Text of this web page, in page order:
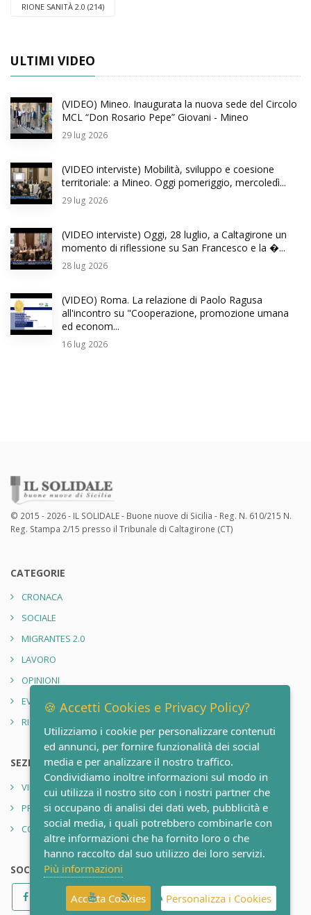
RIONE SANITÀ 2.0 (214)
ULTIMI VIDEO
(VIDEO) Mineo. Inaugurata la nuova sede del Circolo
MCL “Don Rosario Pepe” Giovani - Mineo
29 lug 2026
(VIDEO interviste) Mobilità, sviluppo e coesione
territoriale: a Mineo. Oggi pomeriggio, mercoledì...
29 lug 2026
(VIDEO interviste) Oggi, 28 luglio, a Caltagirone un
momento di riflessione su San Francesco e la �...
28 lug 2026
(VIDEO) Roma. La relazione di Paolo Ragusa
all'incontro su "Cooperazione, promozione umana
ed econom...
16 lug 2026
© 2015 - 2026 - IL SOLIDALE - Buone nuove di Sicilia - Reg. N. 610/215 N.
Reg. Stampa 2/15 presso il Tribunale di Caltagirone (CT)
CATEGORIE
CRONACA
SOCIALE
MIGRANTES 2.0
LAVORO
OPINIONI
EVENTI
RIONE SANITÀ 2.0
SEZIONI
VIDEO
PRIVACY POLICY
CONTATTI
SOCIAL
🍪 Accetti Cookies e Privacy Policy?
Utilizziamo i cookie per personalizzare contenuti
ed annunci, per fornire funzionalità dei social
media e per analizzare il nostro traffico.
Condividiamo inoltre informazioni sul modo in
cui utilizza il nostro sito con i nostri partner che
si occupano di analisi dei dati web, pubblicità e
social media, i quali potrebbero combinarle con
altre informazioni che ha fornito loro o che
hanno raccolto dal suo utilizzo dei loro servizi.
Più informazioni
Accetta Cookies Personalizza i Cookies